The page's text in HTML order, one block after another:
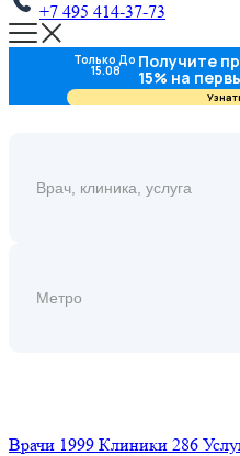
+7 495 414-37-73
Врачи 1999 Клиники 286
Только До
15.08 Получите
15% на